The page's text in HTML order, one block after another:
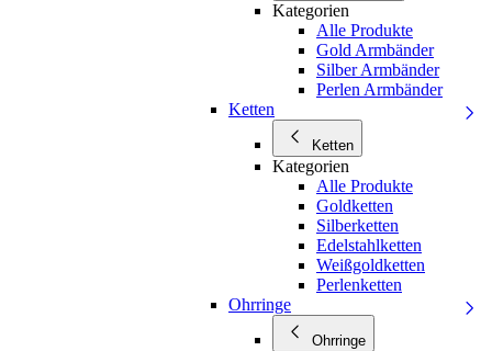
Kategorien
Alle Produkte
Gold Armbänder
Silber Armbänder
Perlen Armbänder
Ketten
Ketten
Kategorien
Alle Produkte
Goldketten
Silberketten
Edelstahlketten
Weißgoldketten
Perlenketten
Ohrringe
Ohrringe